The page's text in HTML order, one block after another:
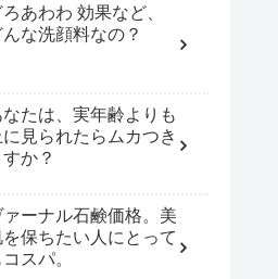
ろあわわ 効果など、
んな洗顔料なの？
なたは、実年齢よりも
に見られたらムカつき
すか？
ァーナル石鹸価格。美
を保ちたい人にとって
コスパ。